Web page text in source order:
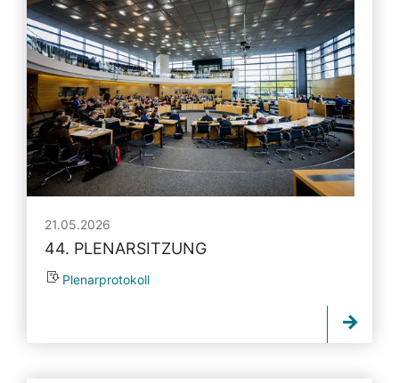
21.05.2026
44. PLENARSITZUNG
Plenarprotokoll